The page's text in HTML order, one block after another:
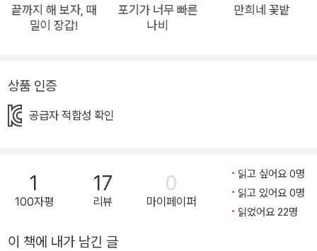
할을 나누고 소리 내어 읽기에도 안성맞춤인 그림책입니다. 동물
과 곤충의 생활 양식을 다루고 있지만, 과학책을 읽는다는 느낌이
던 촐랑대는 나비의 새로운 이야기! 캄캄한 밤, ‘야행성 호저’와
‘주행성 나비’가 만나다! 애벌레였을 때부터 성격이 아주 급하고
은 잠을 잘 시간이 되었습니다. 산만하기 이를 데 없고, 잠시도 입
을 다물지 못하는 이 수다쟁이 나비가 순순히 잠자리에 들 수 있
을까요? 나비는 모두가 잠든 한밤중이지만 아직도 입이 근질근
질합니다. 때마침 옆에서 오독오독 맛있게 나무를 갉아먹고 있는
끝까지 해 보자, 때
밀이 장갑!
포기가 너무 빠른
나비
만희네 꽃밭
상품 인증
공급자 적합성 확인
1
100자평
17
리뷰
0
마이페이퍼
읽고 싶어요 0명
읽고 있어요 0명
읽었어요 22명
이 책에 내가 남긴 글